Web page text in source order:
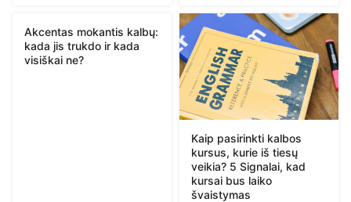
Akcentas mokantis kalbų:
kada jis trukdo ir kada
visiškai ne?
Kaip pasirinkti kalbos
kursus, kurie iš tiesų
veikia? 5 Signalai, kad
kursai bus laiko
švaistymas